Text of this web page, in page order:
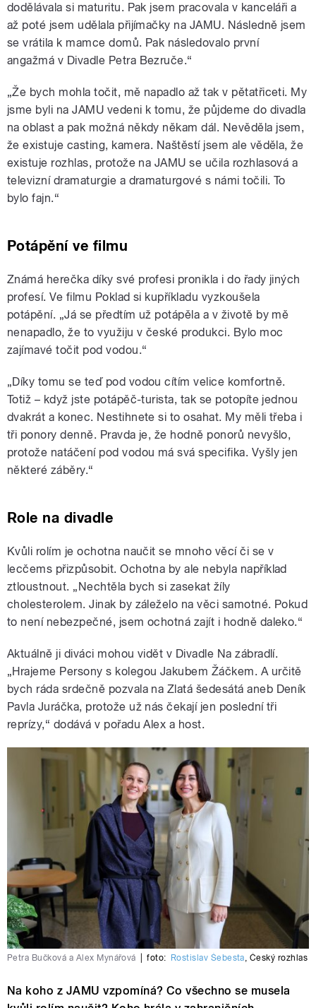
dodělávala si maturitu. Pak jsem pracovala v kanceláři a
až poté jsem udělala přijímačky na JAMU. Následně jsem
se vrátila k mamce domů. Pak následovalo první
angažmá v Divadle Petra Bezruče.“
„Že bych mohla točit, mě napadlo až tak v pětatřiceti. My
jsme byli na JAMU vedeni k tomu, že půjdeme do divadla
na oblast a pak možná někdy někam dál. Nevěděla jsem,
že existuje casting, kamera. Naštěstí jsem ale věděla, že
existuje rozhlas, protože na JAMU se učila rozhlasová a
televizní dramaturgie a dramaturgové s námi točili. To
bylo fajn.“
Potápění ve filmu
Známá herečka díky své profesi pronikla i do řady jiných
profesí. Ve filmu Poklad si kupříkladu vyzkoušela
potápění. „Já se předtím už potápěla a v životě by mě
nenapadlo, že to využiju v české produkci. Bylo moc
zajímavé točit pod vodou.“
„Díky tomu se teď pod vodou cítím velice komfortně.
Totiž – když jste potápěč-turista, tak se potopíte jednou
dvakrát a konec. Nestihnete si to osahat. My měli třeba i
tři ponory denně. Pravda je, že hodně ponorů nevyšlo,
protože natáčení pod vodou má svá specifika. Vyšly jen
některé záběry.“
Role na divadle
Kvůli rolím je ochotna naučit se mnoho věcí či se v
lecčems přizpůsobit. Ochotna by ale nebyla například
ztloustnout. „Nechtěla bych si zasekat žíly
cholesterolem. Jinak by záleželo na věci samotné. Pokud
to není nebezpečné, jsem ochotná zajít i hodně daleko.“
Aktuálně ji diváci mohou vidět v Divadle Na zábradlí.
„Hrajeme Persony s kolegou Jakubem Žáčkem. A určitě
bych ráda srdečně pozvala na Zlatá šedesátá aneb Deník
Pavla Juráčka, protože už nás čekají jen poslední tři
reprízy,“ dodává v pořadu Alex a host.
Petra Bučková a Alex Mynářová foto: Rostislav Šebesta, Český rozhlas
Na koho z JAMU vzpomíná? Co všechno se musela